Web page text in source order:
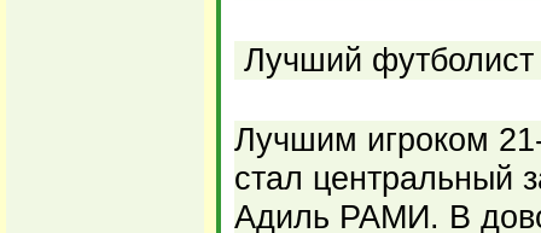
Лучший
Лучшим игроком
стал центральный
Адиль РАМИ. В